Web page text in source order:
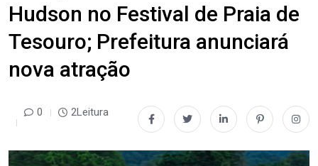
Hudson no Festival de Praia de
Tesouro; Prefeitura anunciará
nova atração
0 2Leitura